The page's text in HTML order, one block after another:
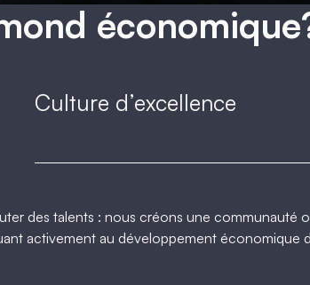
Culture d’excellence
des talents : nous créons une communauté
activement au développement économique